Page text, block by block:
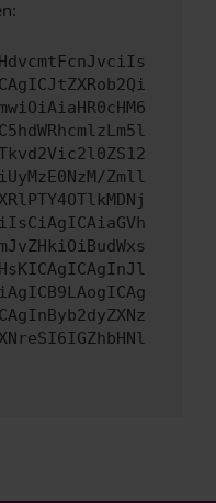
Zmll